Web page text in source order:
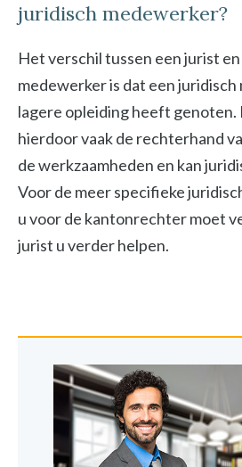
juridisch medewerker?
Het verschil tussen een jurist
medewerker is dat een
lagere opleiding heeft genoten.
hierdoor vaak de rechterhand
de werkzaamheden en kan
Voor de meer specifieke
u voor de kantonrechter moet
jurist u verder helpen.